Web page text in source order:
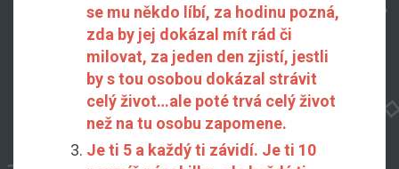
se mu někdo líbí, za hodinu pozná,
zda by jej dokázal mít rád či
milovat, za jeden den zjistí, jestli
by s tou osobou dokázal strávit
celý život…ale poté trvá celý život
než na tu osobu zapomene.
Je ti 5 a každý ti závidí. Je ti 10